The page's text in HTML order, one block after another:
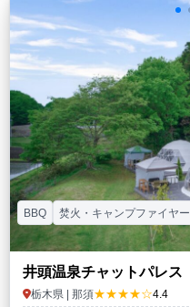
井頭温泉チャットパレス
栃木県 | 那須★★★★☆4.4
BBQ 焚火・キャンプファイヤー